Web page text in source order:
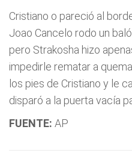
Cristiano o pareció al
Joao Cancelo rodo un
pero Strakosha hizo
impedirle rematar a
los pies de Cristiano y le
disparó a la puerta vacía
FUENTE: AP